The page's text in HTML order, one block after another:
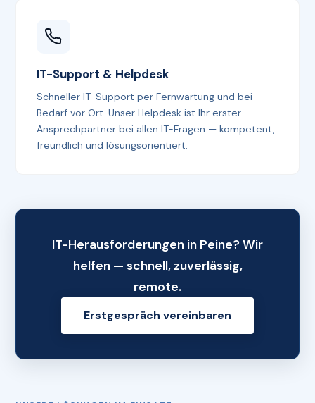
IT-Support & Helpdesk
Schneller IT-Support per Fernwartung und bei
Bedarf vor Ort. Unser Helpdesk ist Ihr erster
Ansprechpartner bei allen IT-Fragen — kompetent,
freundlich und lösungsorientiert.
IT-Herausforderungen in Peine? Wir
helfen — schnell, zuverlässig,
remote.
Erstgespräch vereinbaren